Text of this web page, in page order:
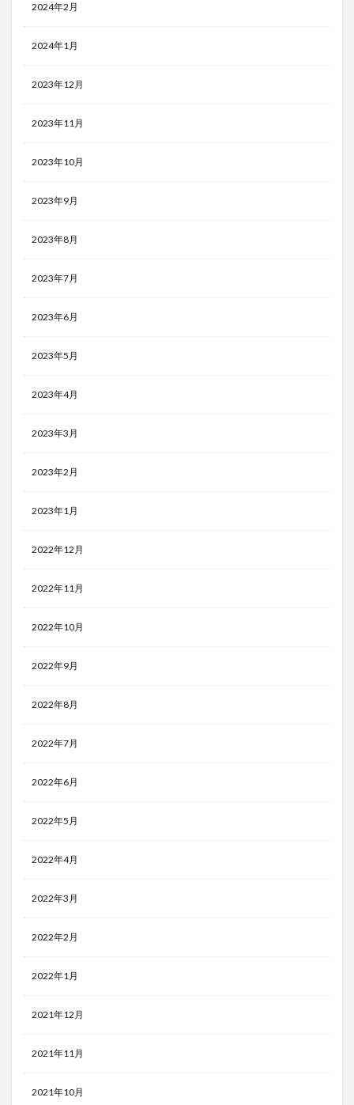
2024年2月
2024年1月
2023年12月
2023年11月
2023年10月
2023年9月
2023年8月
2023年7月
2023年6月
2023年5月
2023年4月
2023年3月
2023年2月
2023年1月
2022年12月
2022年11月
2022年10月
2022年9月
2022年8月
2022年7月
2022年6月
2022年5月
2022年4月
2022年3月
2022年2月
2022年1月
2021年12月
2021年11月
2021年10月